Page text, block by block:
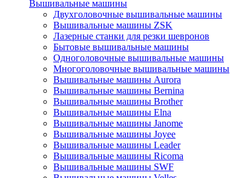
Вышивальные машины
Двухголовочные вышивальные машины
Вышивальные машины ZSK
Лазерные станки для резки шевронов
Бытовые вышивальные машины
Одноголовочные вышивальные машины
Многоголовочные вышивальные машины
Вышивальные машины Aurora
Вышивальные машины Bernina
Вышивальные машины Brother
Вышивальные машины Elna
Вышивальные машины Janome
Вышивальные машины Joyee
Вышивальные машины Leader
Вышивальные машины Ricoma
Вышивальные машины SWF